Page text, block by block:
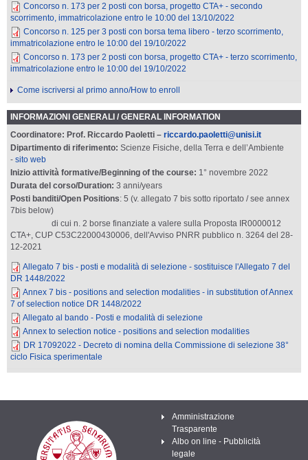
Concorso n. 173 per 2 posti con borsa, progetto CTA+ - secondo
scorrimento, immatricolazione entro le 10:00 del 13/10/2022
Concorso n. 125 per 3 posti con borsa tema libero - terzo scorrimento,
immatricolazione entro le 10:00 del 19/10/2022
Concorso n. 173 per 2 posti con borsa, progetto CTA+ - terzo scorrimento,
immatricolazione entro le 10:00 del 19/10/2022
Come iscriversi al primo anno/How to enroll
INFORMAZIONI GENERALI / GENERAL INFORMATION
Coordinatore: Prof. Riccardo Paoletti – riccardo.paoletti@unisi.it
Dipartimento di riferimento: Scienze Fisiche, della Terra e dell’Ambiente
- sito web
Inizio attività formative/Beginning of the course: 1° novembre 2022
Durata del corso/Duration: 3 anni/years
Posti banditi/Open Positions: 5 (v. allegato 7 bis sotto riportato / see annex
7bis below)
di cui n. 2 borse finanziate a valere sulla Proposta IR0000012
CTA+, CUP C53C22000430006, dell'Avviso PNRR pubblico n. 3264 del 28-
12-2021
Allegato 7 bis - posti e modalità di selezione - sostituisce l'Allegato 7 del
DR 1448/2022
Annex 7 bis - positions and selection modalities - in substitution of Annex
7 of selection notice DR 1448/2022
Allegato al bando - Posti e modalità di selezione
Annex to selection notice - positions and selection modalities
DR 17092022 - Decreto di nomina della Commissione di selezione 38°
ciclo Fisica sperimentale
Amministrazione
Trasparente
Albo on line - Pubblicità
legale